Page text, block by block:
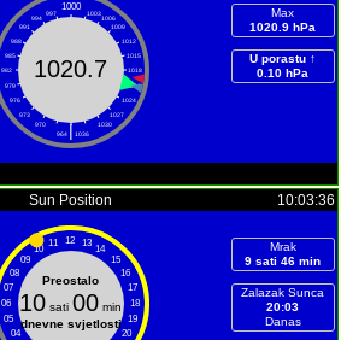
1000
991 1009
982 1018
973 1027
997 1003
994 1006
988
1012
985
1015
979
1021
976
1024
970
1030
964
1036
|
1020.7
Max
1020.9 hPa
U porastu ↑
0.10 hPa
Sun Position 10:03:36
12
11 13
10
14
09
15
08
16
07
17
06
18
05
19
04
20
Preostalo
10 sati00 min
dnevne svjetlosti
Mrak
9 sati 46 min
Zalazak Sunca
20:03
Danas